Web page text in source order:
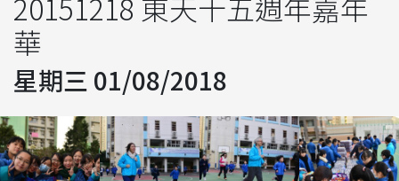
華
星期三 01/08/2018